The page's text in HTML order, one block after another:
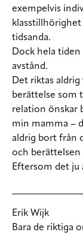
exempelvis
klasstillhörighet
tidsanda.
Dock hela
avstånd.
Det riktas
berättelse som
relation önskar
min mamma –
aldrig bort från
och berättelsen
Eftersom det ju
Erik Wijk
Bara de riktiga